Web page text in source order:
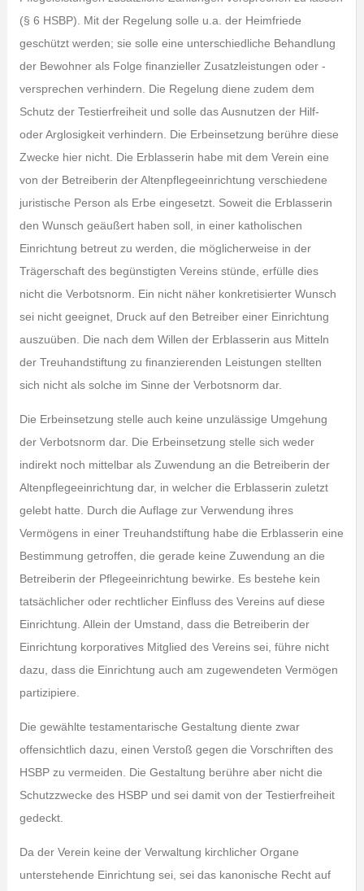
(§ 6 HSBP). Mit der Regelung solle u.a. der Heimfriede
geschützt werden; sie solle eine unterschiedliche Behandlung
der Bewohner als Folge finanzieller Zusatzleistungen oder -
versprechen verhindern. Die Regelung diene zudem dem
Schutz der Testierfreiheit und solle das Ausnutzen der Hilf-
oder Arglosigkeit verhindern. Die Erbeinsetzung berühre diese
Zwecke hier nicht. Die Erblasserin habe mit dem Verein eine
von der Betreiberin der Altenpflegeeinrichtung verschiedene
juristische Person als Erbe eingesetzt. Soweit die Erblasserin
den Wunsch geäußert haben soll, in einer katholischen
Einrichtung betreut zu werden, die möglicherweise in der
Trägerschaft des begünstigten Vereins stünde, erfülle dies
nicht die Verbotsnorm. Ein nicht näher konkretisierter Wunsch
sei nicht geeignet, Druck auf den Betreiber einer Einrichtung
auszuüben. Die nach dem Willen der Erblasserin aus Mitteln
der Treuhandstiftung zu finanzierenden Leistungen stellten
sich nicht als solche im Sinne der Verbotsnorm dar.
Die Erbeinsetzung stelle auch keine unzulässige Umgehung
der Verbotsnorm dar. Die Erbeinsetzung stelle sich weder
indirekt noch mittelbar als Zuwendung an die Betreiberin der
Altenpflegeeinrichtung dar, in welcher die Erblasserin zuletzt
gelebt hatte. Durch die Auflage zur Verwendung ihres
Vermögens in einer Treuhandstiftung habe die Erblasserin eine
Bestimmung getroffen, die gerade keine Zuwendung an die
Betreiberin der Pflegeeinrichtung bewirke. Es bestehe kein
tatsächlicher oder rechtlicher Einfluss des Vereins auf diese
Einrichtung. Allein der Umstand, dass die Betreiberin der
Einrichtung korporatives Mitglied des Vereins sei, führe nicht
dazu, dass die Einrichtung auch am zugewendeten Vermögen
partizipiere.
Die gewählte testamentarische Gestaltung diente zwar
offensichtlich dazu, einen Verstoß gegen die Vorschriften des
HSBP zu vermeiden. Die Gestaltung berühre aber nicht die
Schutzzwecke des HSBP und sei damit von der Testierfreiheit
gedeckt.
Da der Verein keine der Verwaltung kirchlicher Organe
unterstehende Einrichtung sei, sei das kanonische Recht auf